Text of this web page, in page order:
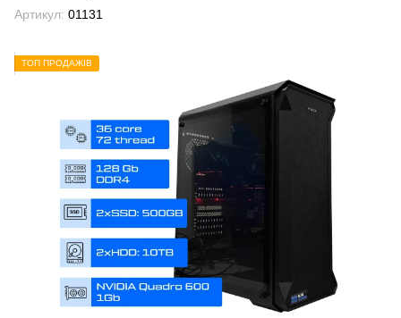
Артикул: 01131
ТОП ПРОДАЖІВ